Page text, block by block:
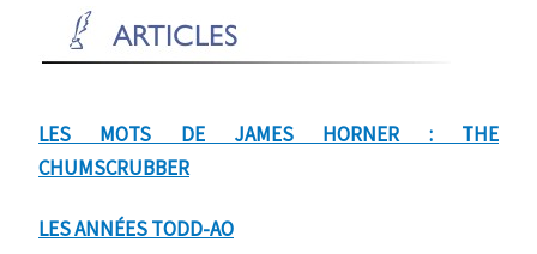
LES MOTS DE JAMES HORNER : THE
CHUMSCRUBBER
LES ANNÉES TODD-AO